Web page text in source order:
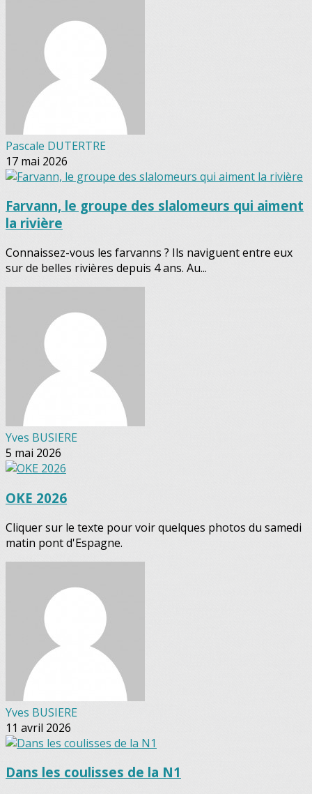
Pascale DUTERTRE
17 mai 2026
Farvann, le groupe des slalomeurs qui aiment
la rivière
Connaissez-vous les farvanns ? Ils naviguent entre eux
sur de belles rivières depuis 4 ans. Au...
Yves BUSIERE
5 mai 2026
OKE 2026
Cliquer sur le texte pour voir quelques photos du samedi
matin pont d'Espagne.
Yves BUSIERE
11 avril 2026
Dans les coulisses de la N1